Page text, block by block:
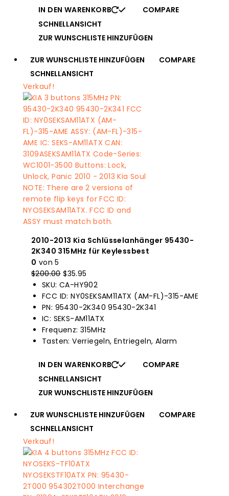
IN DEN WARENKORB
COMPARE
SCHNELLANSICHT
ZUR WUNSCHLISTE HINZUFÜGEN
ZUR WUNSCHLISTE HINZUFÜGEN
COMPARE
SCHNELLANSICHT
Verkauf!
2010-2013 Kia Schlüsselanhänger 95430-
2K340 315MHz für Keylessbest
0 von 5
$200.00 Der
Originalpreis
war:
$200.00.
$35.95
aktuelle
Preis
ist:
$35.95.
SKU: CA-HY902
FCC ID: NY0SEKSAM11ATX (AM-FL)-315-AME
PN: 95430-2K340 95430-2K341
IC: SEKS-AM11ATX
Frequenz: 315MHz
Tasten: Verriegeln, Entriegeln, Alarm
IN DEN WARENKORB
COMPARE
SCHNELLANSICHT
ZUR WUNSCHLISTE HINZUFÜGEN
ZUR WUNSCHLISTE HINZUFÜGEN
COMPARE
SCHNELLANSICHT
Verkauf!